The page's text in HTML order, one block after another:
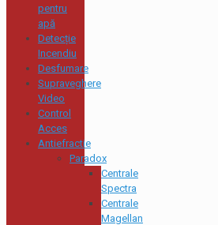
pentru
apă
Detecție
Incendiu
Desfumare
Supraveghere
Video
Control
Acces
Antiefractie
Paradox
Centrale
Spectra
Centrale
Magellan